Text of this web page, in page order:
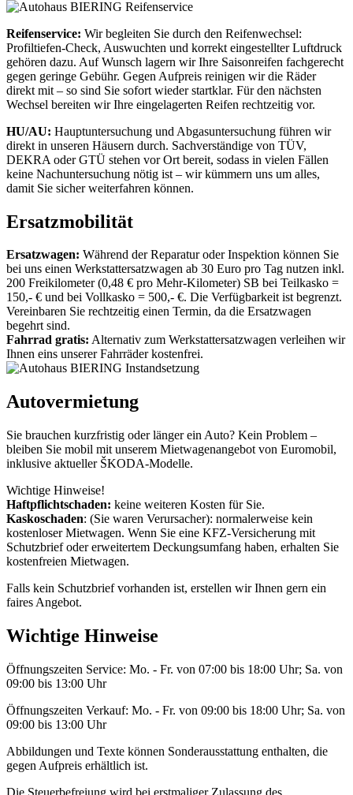
Reifenservice: Wir begleiten Sie durch den Reifenwechsel:
Profiltiefen-Check, Auswuchten und korrekt eingestellter Luftdruck
gehören dazu. Auf Wunsch lagern wir Ihre Saisonreifen fachgerecht
gegen geringe Gebühr. Gegen Aufpreis reinigen wir die Räder
direkt mit – so sind Sie sofort wieder startklar. Für den nächsten
Wechsel bereiten wir Ihre eingelagerten Reifen rechtzeitig vor.
HU/AU: Hauptuntersuchung und Abgasuntersuchung führen wir
direkt in unseren Häusern durch. Sachverständige von TÜV,
DEKRA oder GTÜ stehen vor Ort bereit, sodass in vielen Fällen
keine Nachuntersuchung nötig ist – wir kümmern uns um alles,
damit Sie sicher weiterfahren können.
Ersatzmobilität
Ersatzwagen: Während der Reparatur oder Inspektion können Sie
bei uns einen Werkstattersatzwagen ab 30 Euro pro Tag nutzen inkl.
200 Freikilometer (0,48 € pro Mehr-Kilometer) SB bei Teilkasko =
150,- € und bei Vollkasko = 500,- €. Die Verfügbarkeit ist begrenzt.
Vereinbaren Sie rechtzeitig einen Termin, da die Ersatzwagen
begehrt sind.
Fahrrad gratis: Alternativ zum Werkstattersatzwagen verleihen wir
Ihnen eins unserer Fahrräder kostenfrei.
Autovermietung
Sie brauchen kurzfristig oder länger ein Auto? Kein Problem –
bleiben Sie mobil mit unserem Mietwagenangebot von Euromobil,
inklusive aktueller ŠKODA-Modelle.
Wichtige Hinweise!
Haftpflichtschaden: keine weiteren Kosten für Sie.
Kaskoschaden: (Sie waren Verursacher): normalerweise kein
kostenloser Mietwagen. Wenn Sie eine KFZ-Versicherung mit
Schutzbrief oder erweitertem Deckungsumfang haben, erhalten Sie
kostenfreien Mietwagen.
Falls kein Schutzbrief vorhanden ist, erstellen wir Ihnen gern ein
faires Angebot.
Wichtige Hinweise
Öffnungszeiten Service: Mo. - Fr. von 07:00 bis 18:00 Uhr; Sa. von
09:00 bis 13:00 Uhr
Öffnungszeiten Verkauf: Mo. - Fr. von 09:00 bis 18:00 Uhr; Sa. von
09:00 bis 13:00 Uhr
Abbildungen und Texte können Sonderausstattung enthalten, die
gegen Aufpreis erhältlich ist.
Die Steuerbefreiung wird bei erstmaliger Zulassung des